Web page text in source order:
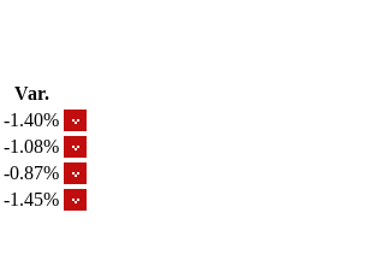
Var.
-1.40%
-1.08%
-0.87%
-1.45%